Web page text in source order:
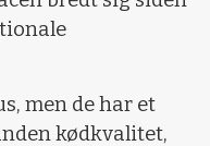
men de har et
kødkvalitet,